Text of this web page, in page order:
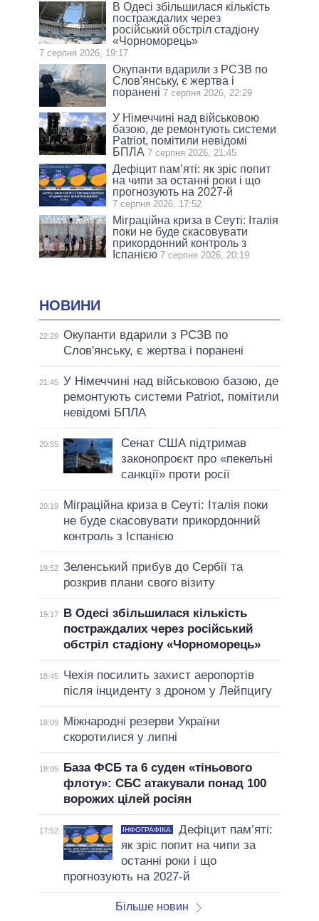
В Одесі збільшилася кількість
постраждалих через
російський обстріл стадіону
«Чорноморець»
7 серпня 2026, 19:17
Окупанти вдарили з РСЗВ по
Слов'янську, є жертва і
поранені 7 серпня 2026, 22:29
У Німеччині над військовою
базою, де ремонтують системи
Patriot, помітили невідомі
БПЛА 7 серпня 2026, 21:45
Дефіцит пам’яті: як зріс попит
на чипи за останні роки і що
прогнозують на 2027-й
7 серпня 2026, 17:52
Міграційна криза в Сеуті: Італія
поки не буде скасовувати
прикордонний контроль з
Іспанією 7 серпня 2026, 20:19
НОВИНИ
22:29 Окупанти вдарили з РСЗВ по
Слов'янську, є жертва і поранені
21:45 У Німеччині над військовою базою, де
ремонтують системи Patriot, помітили
невідомі БПЛА
20:55
Сенат США підтримав
законопроєкт про «пекельні
санкції» проти росії
20:19
Міграційна криза в Сеуті: Італія поки
не буде скасовувати прикордонний
контроль з Іспанією
19:52 Зеленський прибув до Сербії та
розкрив плани свого візиту
19:17
В Одесі збільшилася кількість
постраждалих через російський
обстріл стадіону «Чорноморець»
18:45
Чехія посилить захист аеропортів
після інциденту з дроном у Лейпцигу
18:09
Міжнародні резерви України
скоротилися у липні
18:05
База ФСБ та 6 суден «тіньового
флоту»: СБС атакували понад 100
ворожих цілей росіян
17:52 ІНФОГРАФІКА
Дефіцит пам’яті:
як зріс попит на чипи за
останні роки і що
прогнозують на 2027-й
Більше новин